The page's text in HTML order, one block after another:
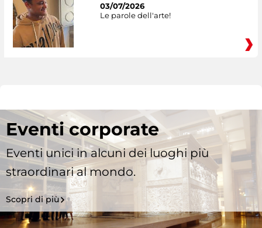
03/07/2026
Le parole dell'arte!
Eventi corporate
Eventi unici in alcuni dei luoghi più
straordinari al mondo.
Scopri di più